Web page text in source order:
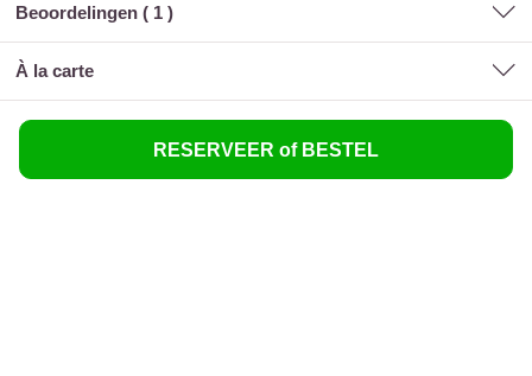
Beoordelingen ( 1 )
à la carte
RESERVEER of BESTEL